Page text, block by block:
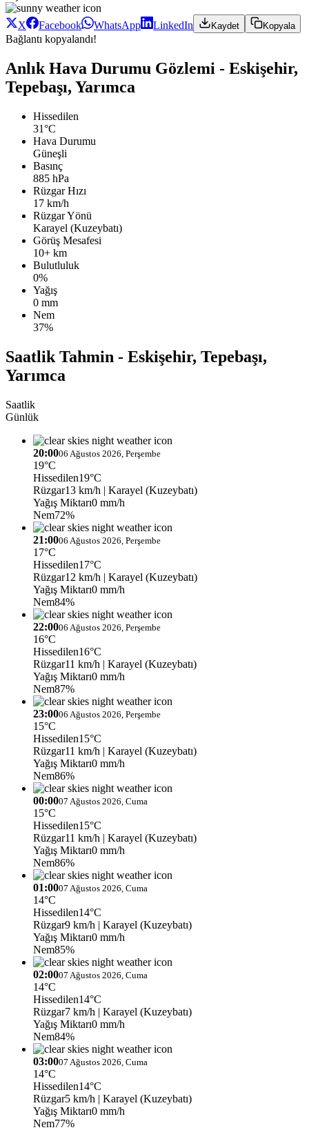
X Facebook WhatsApp LinkedIn Kaydet Kopyala
Bağlantı kopyalandı!
Anlık Hava Durumu Gözlemi - Eskişehir,
Tepebaşı, Yarımca
Hissedilen
31°C
Hava Durumu
Güneşli
Basınç
885 hPa
Rüzgar Hızı
17 km/h
Rüzgar Yönü
Karayel (Kuzeybatı)
Görüş Mesafesi
10+ km
Bulutluluk
0%
Yağış
0 mm
Nem
37%
Saatlik Tahmin - Eskişehir, Tepebaşı,
Yarımca
Saatlik
Günlük
20:0006 Ağustos 2026, Perşembe
19°C
Hissedilen19°C
Rüzgar13 km/h | Karayel (Kuzeybatı)
Yağış Miktarı0 mm/h
Nem72%
21:0006 Ağustos 2026, Perşembe
17°C
Hissedilen17°C
Rüzgar12 km/h | Karayel (Kuzeybatı)
Yağış Miktarı0 mm/h
Nem84%
22:0006 Ağustos 2026, Perşembe
16°C
Hissedilen16°C
Rüzgar11 km/h | Karayel (Kuzeybatı)
Yağış Miktarı0 mm/h
Nem87%
23:0006 Ağustos 2026, Perşembe
15°C
Hissedilen15°C
Rüzgar11 km/h | Karayel (Kuzeybatı)
Yağış Miktarı0 mm/h
Nem86%
00:0007 Ağustos 2026, Cuma
15°C
Hissedilen15°C
Rüzgar11 km/h | Karayel (Kuzeybatı)
Yağış Miktarı0 mm/h
Nem86%
01:0007 Ağustos 2026, Cuma
14°C
Hissedilen14°C
Rüzgar9 km/h | Karayel (Kuzeybatı)
Yağış Miktarı0 mm/h
Nem85%
02:0007 Ağustos 2026, Cuma
14°C
Hissedilen14°C
Rüzgar7 km/h | Karayel (Kuzeybatı)
Yağış Miktarı0 mm/h
Nem84%
03:0007 Ağustos 2026, Cuma
14°C
Hissedilen14°C
Rüzgar5 km/h | Karayel (Kuzeybatı)
Yağış Miktarı0 mm/h
Nem77%